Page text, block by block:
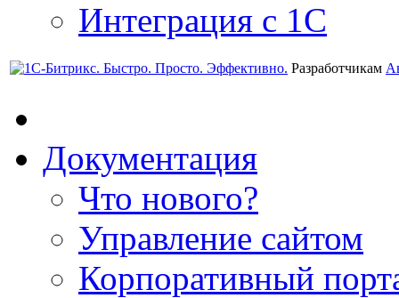
Интеграция с 1С
Разработчикам
Документация
Что нового?
Управление сайтом
Корпоративный